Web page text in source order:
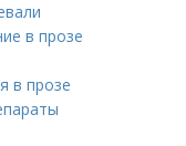
в прозе
в прозе